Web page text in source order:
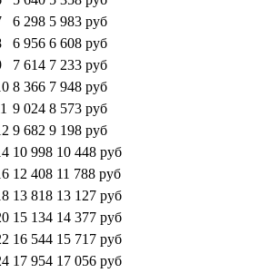
6 298 5 983 руб
6 956 6 608 руб
7 614 7 233 руб
8 366 7 948 руб
9 024 8 573 руб
9 682 9 198 руб
10 998 10 448 руб
12 408 11 788 руб
13 818 13 127 руб
15 134 14 377 руб
16 544 15 717 руб
17 954 17 056 руб